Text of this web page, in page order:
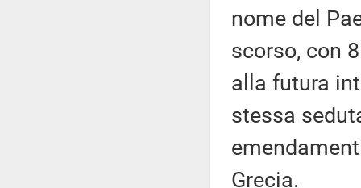
nome del
scorso, con
alla futura
stessa
Grecia.